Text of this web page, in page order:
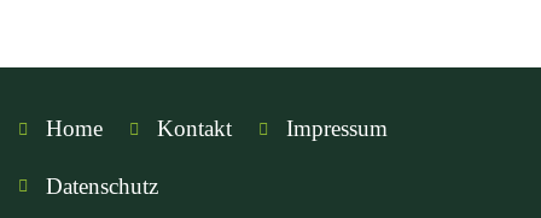
Home Kontakt Impressum
Datenschutz